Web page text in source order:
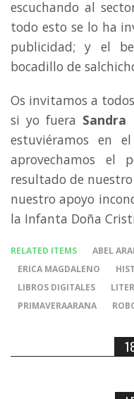
escuchando al
todo esto se lo ha
publicidad; y el
bocadillo de
Os invitamos a
si yo fuera Sandra
estuviéramos en
aprovechamos el
resultado de
nuestro apoyo
la Infanta Doña
RELATED ITEMS ABEL
ERICA MAGDALENO
LIBROS DIGITALES
PRIMAVERAARANA